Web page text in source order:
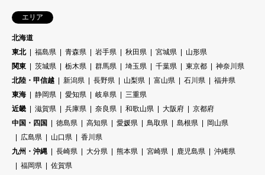
エリア
北海道
東北
福島県 青森県 岩手県 秋田県 宮城県
山形県
関東
茨城県 栃木県 群馬県 埼玉県 千葉県 東京都
神奈川県
北陸・甲信越
新潟県 長野県 山梨県 富山県 石川県
福井県
東海
静岡県 愛知県 岐阜県
三重県
近畿
滋賀県 兵庫県 奈良県 和歌山県 大阪府
京都府
中国・四国
徳島県 高知県 愛媛県 鳥取県 島根県
岡山県
広島県
山口県
香川県
九州・沖縄
長崎県 大分県 熊本県 宮崎県 鹿児島県
沖縄県
福岡県
佐賀県